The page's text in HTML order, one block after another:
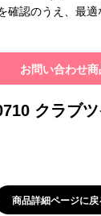
確認のうえ、最適
お問い合わせ商
クラブ
商品詳細ページに戻